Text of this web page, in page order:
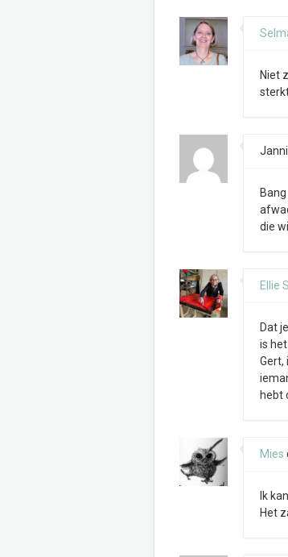
Niet
die
Ellie
Dat
is het
Gert,
hebt
Mies
Ik
Het